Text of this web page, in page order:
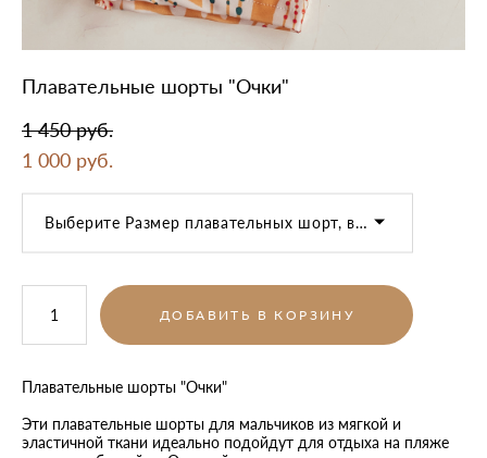
Плавательные шорты "Очки"
1 450 pуб.
1 000 pуб.
Выберите Размер плавательных шорт, возраст
ДОБАВИТЬ В КОРЗИНУ
Плавательные шорты "Очки"
Эти плавательные шорты для мальчиков из мягкой и
эластичной ткани идеально подойдут для отдыха на пляже